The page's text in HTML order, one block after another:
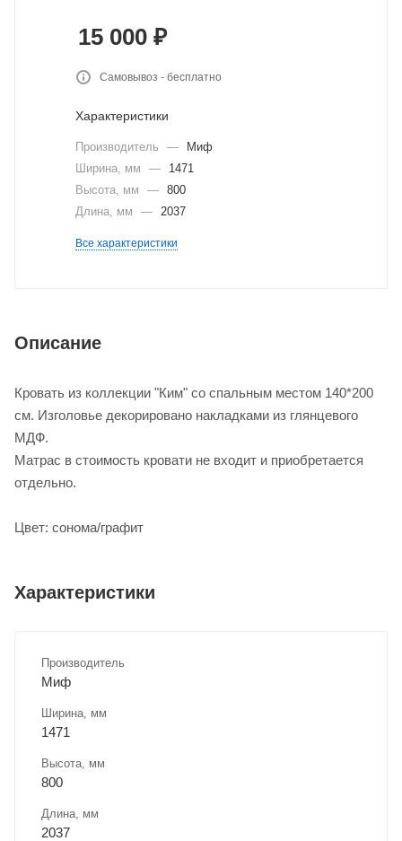
15 000 ₽
Самовывоз - бесплатно
Характеристики
Производитель —
Миф
Ширина, мм
—
1471
Высота, мм
— 800
Длина, мм
— 2037
Все характеристики
Описание
Кровать из коллекции "Ким" со спальным местом 140*200
см. Изголовье декорировано накладками из глянцевого
МДФ.
Матрас в стоимость кровати не входит и приобретается
отдельно.
Цвет: сонома/графит
Характеристики
Производитель
Миф
Ширина, мм
1471
Высота, мм
800
Длина, мм
2037